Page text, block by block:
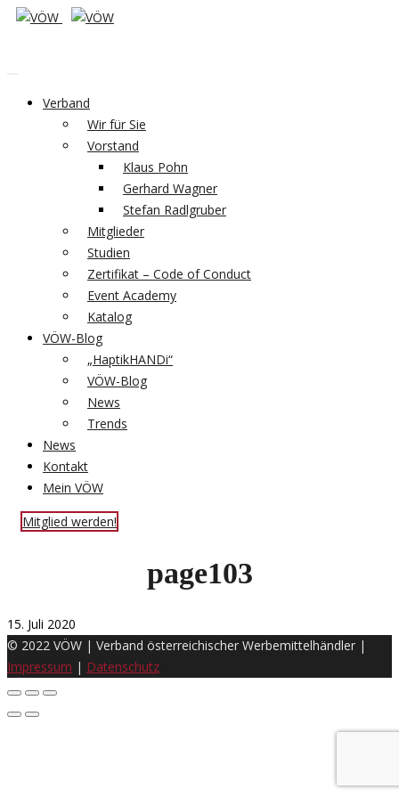
Verband
Wir für Sie
Vorstand
Klaus Pohn
Gerhard Wagner
Stefan Radlgruber
Mitglieder
Studien
Zertifikat – Code of Conduct
Event Academy
Katalog
VÖW-Blog
„HaptikHANDi“
VÖW-Blog
News
Trends
News
Kontakt
Mein VÖW
Mitglied werden!
page103
15. Juli 2020
© 2022 VÖW | Verband österreichischer Werbemittelhändler |
Impressum | Datenschutz